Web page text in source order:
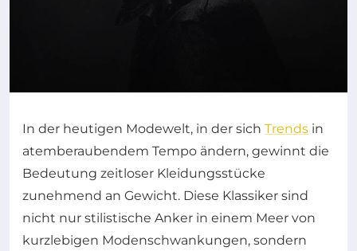
In der heutigen Modewelt, in der sich Trends in
atemberaubendem Tempo ändern, gewinnt die
Bedeutung zeitloser Kleidungsstücke
zunehmend an Gewicht. Diese Klassiker sind
nicht nur stilistische Anker in einem Meer von
kurzlebigen Modenschwankungen, sondern